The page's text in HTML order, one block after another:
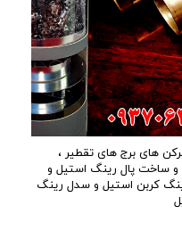
های برج های تقطیر ،
و ساخت پال رینگ استیل و
کربن استیل و سدل رینگ